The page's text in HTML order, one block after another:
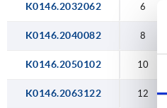
K0146.2032062 6
K0146.2040082 8
K0146.2050102 10
K0146.2063122 12